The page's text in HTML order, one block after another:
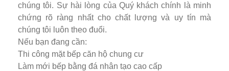
chúng tôi. Sự hài lòng của Quý khách chính là minh
chứng rõ ràng nhất cho chất lượng và uy tín mà
chúng tôi luôn theo đuổi.
Nếu bạn đang cần:
Thi công mặt bếp căn hộ chung cư
Làm mới bếp bằng đá nhân tạo cao cấp